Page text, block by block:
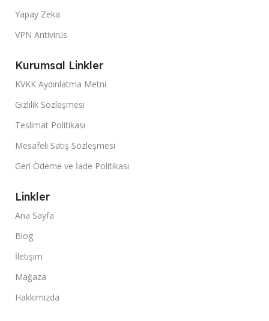
Yapay Zeka
VPN Antivirüs
Kurumsal Linkler
KVKK Aydınlatma Metni
Gizlilik Sözleşmesi
Teslimat Politikası
Mesafeli Satış Sözleşmesi
Geri Ödeme ve İade Politikası
Linkler
Ana Sayfa
Blog
İletişim
Mağaza
Hakkımızda